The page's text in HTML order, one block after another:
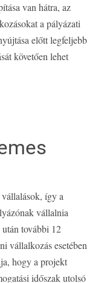
van hátra, az
a pályázati
előtt legfeljebb
követően lehet
így a
vállalnia
további 12
vállalkozás esetében
hogy a projekt
időszak utolsó